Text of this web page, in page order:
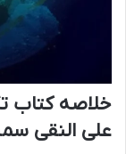
خلاصه کتاب
علی النقی